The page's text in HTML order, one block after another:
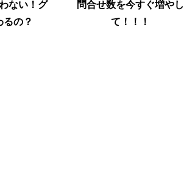
ない！グ
るの？
問合せ数を今すぐ増やし
て！！！